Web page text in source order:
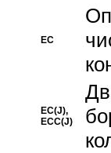
EC
EC(J),
ECC(J)